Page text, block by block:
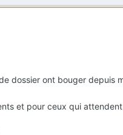
dossier ont bouger depuis
et pour ceux qui